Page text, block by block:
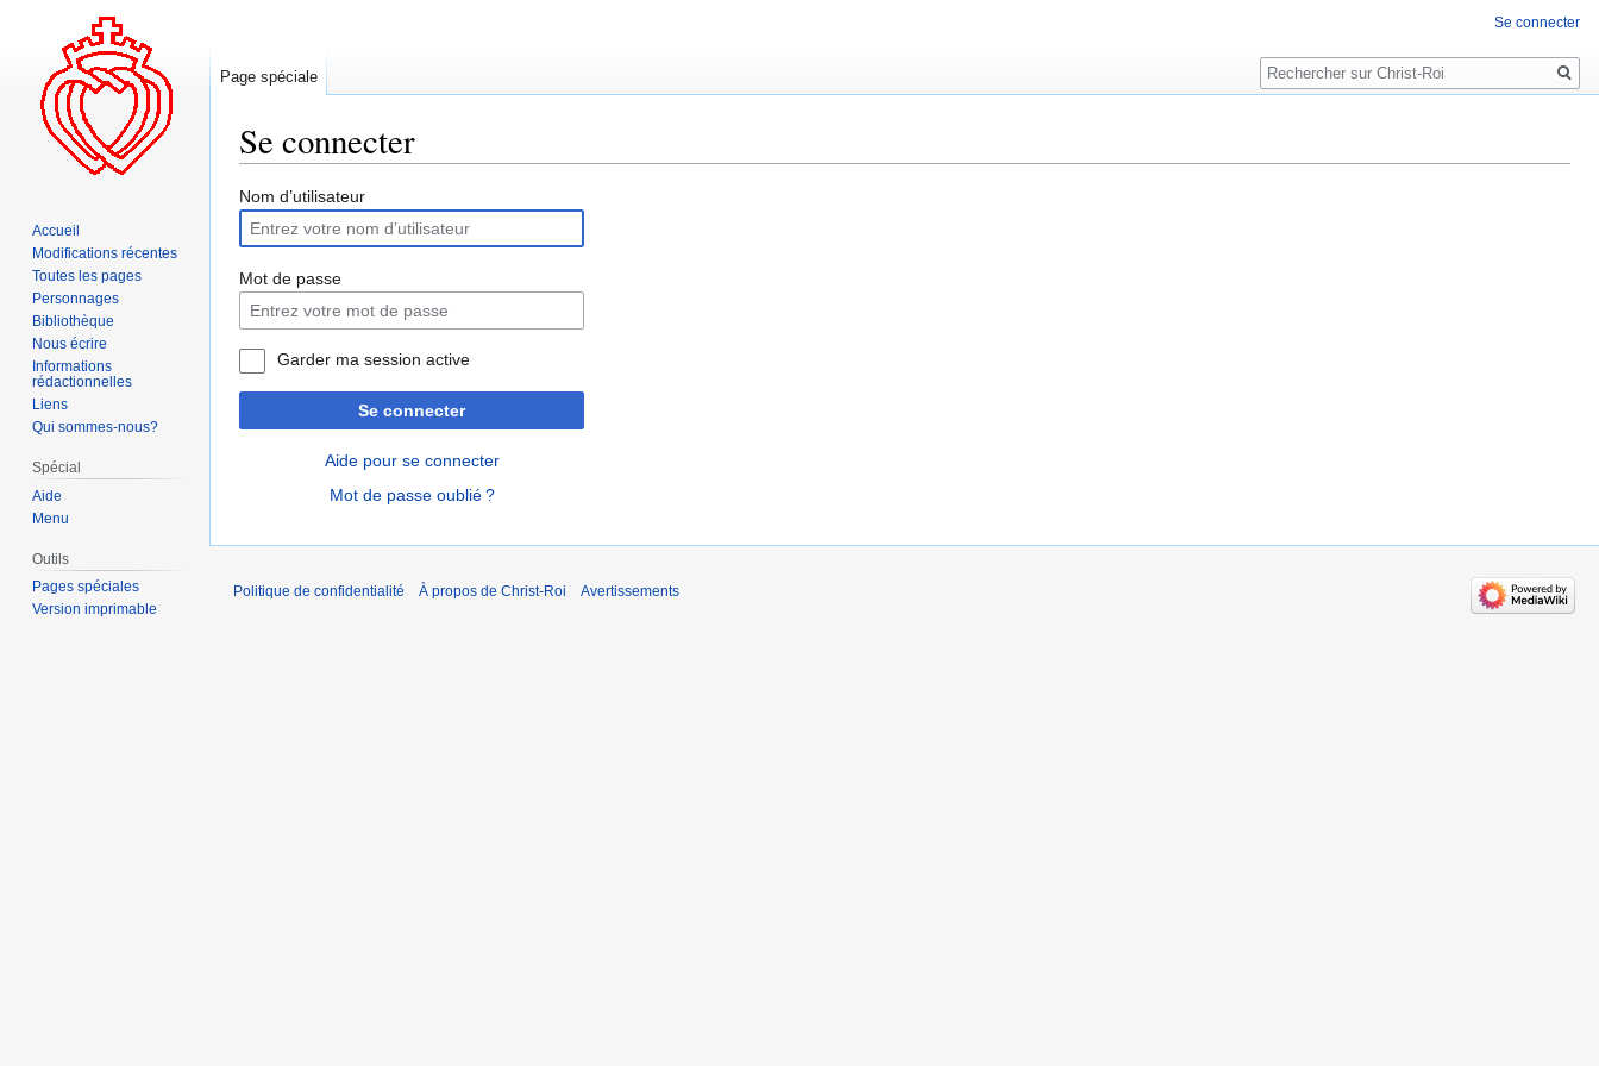
Se connecter
Aller
la
navigation
Aller
la
recherche
Nom d’utilisateur
Mot de passe
Garder ma session active
Se connecter
Aide pour se connecter
Mot de passe oublié ?
Se connecter
Page spéciale
Rechercher
Accueil
Modifications récentes
Toutes les pages
Personnages
Bibliothèque
Nous écrire
Informations
rédactionnelles
Liens
Qui sommes-nous?
Spécial
Aide
Menu
Outils
Pages spéciales
Version imprimable
Politique de confidentialité À propos de Christ-Roi Avertissements